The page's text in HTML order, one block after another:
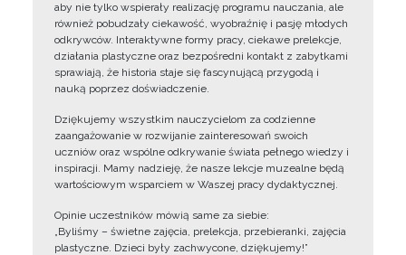
aby nie tylko wspierały realizację programu nauczania, ale
również pobudzały ciekawość, wyobraźnię i pasję młodych
odkrywców. Interaktywne formy pracy, ciekawe prelekcje,
działania plastyczne oraz bezpośredni kontakt z zabytkami
sprawiają, że historia staje się fascynującą przygodą i
nauką poprzez doświadczenie.
Dziękujemy wszystkim nauczycielom za codzienne
zaangażowanie w rozwijanie zainteresowań swoich
uczniów oraz wspólne odkrywanie świata pełnego wiedzy i
inspiracji. Mamy nadzieję, że nasze lekcje muzealne będą
wartościowym wsparciem w Waszej pracy dydaktycznej.
Opinie uczestników mówią same za siebie:
„Byliśmy – świetne zajęcia, prelekcja, przebieranki, zajęcia
plastyczne. Dzieci były zachwycone, dziękujemy!”